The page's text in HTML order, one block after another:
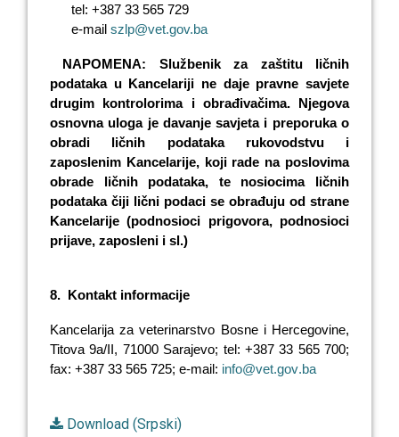
tel: +387 33 565 729
e-mail szlp@vet.gov.ba
NAPOMENA: Službenik za zaštitu ličnih
podataka u Kancelariji ne daje pravne savjete
drugim kontrolorima i obrađivačima. Njegova
osnovna uloga je davanje savjeta i preporuka o
obradi ličnih podataka rukovodstvu i
zaposlenim Kancelarije, koji rade na poslovima
obrade ličnih podataka, te nosiocima ličnih
podataka čiji lični podaci se obrađuju od strane
Kancelarije (podnosioci prigovora, podnosioci
prijave, zaposleni i sl.)
8. Kontakt informacije
Kancelarija za veterinarstvo Bosne i Hercegovine,
Titova 9a/II, 71000 Sarajevo; tel: +387 33 565 700;
fax: +387 33 565 725; e-mail: info@vet.gov.ba
Download (Srpski)